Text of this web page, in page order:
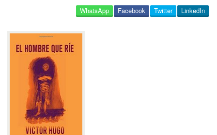
LinkedIn
Twitter
Facebook
WhatsApp